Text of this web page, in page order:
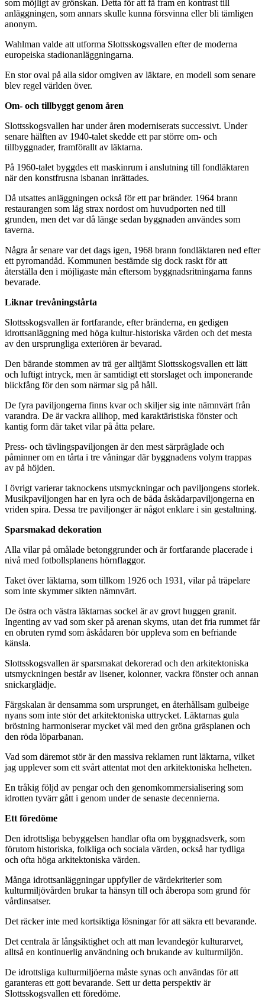
som möjligt av grönskan. Detta för att få fram en kontrast till
anläggningen, som annars skulle kunna försvinna eller bli tämligen
anonym.
Wahlman valde att utforma Slottsskogsvallen efter de moderna
europeiska stadionanläggningarna.
En stor oval på alla sidor omgiven av läktare, en modell som senare
blev regel världen över.
Om- och tillbyggt genom åren
Slottsskogsvallen har under åren moderniserats successivt. Under
senare hälften av 1940-talet skedde ett par större om- och
tillbyggnader, framförallt av läktarna.
På 1960-talet byggdes ett maskinrum i anslutning till fondläktaren
när den konstfrusna isbanan inrättades.
Då utsattes anläggningen också för ett par bränder. 1964 brann
restaurangen som låg strax nordost om huvudporten ned till
grunden, men det var då länge sedan byggnaden användes som
taverna.
Några år senare var det dags igen, 1968 brann fondläktaren ned efter
ett pyromandåd. Kommunen bestämde sig dock raskt för att
återställa den i möjligaste mån eftersom byggnadsritningarna fanns
bevarade.
Liknar trevåningstårta
Slottsskogsvallen är fortfarande, efter bränderna, en gedigen
idrottsanläggning med höga kultur-historiska värden och det mesta
av den ursprungliga exteriören är bevarad.
Den bärande stommen av trä ger alltjämt Slottsskogsvallen ett lätt
och luftigt intryck, men är samtidigt ett storslaget och imponerande
blickfång för den som närmar sig på håll.
De fyra paviljongerna finns kvar och skiljer sig inte nämnvärt från
varandra. De är vackra allihop, med karaktäristiska fönster och
kantig form där taket vilar på åtta pelare.
Press- och tävlingspaviljongen är den mest särpräglade och
påminner om en tårta i tre våningar där byggnadens volym trappas
av på höjden.
I övrigt varierar taknockens utsmyckningar och paviljongens storlek.
Musikpaviljongen har en lyra och de båda åskådarpaviljongerna en
vriden spira. Dessa tre paviljonger är något enklare i sin gestaltning.
Sparsmakad dekoration
Alla vilar på omålade betonggrunder och är fortfarande placerade i
nivå med fotbollsplanens hörnflaggor.
Taket över läktarna, som tillkom 1926 och 1931, vilar på träpelare
som inte skymmer sikten nämnvärt.
De östra och västra läktarnas sockel är av grovt huggen granit.
Ingenting av vad som sker på arenan skyms, utan det fria rummet får
en obruten rymd som åskådaren bör uppleva som en befriande
känsla.
Slottsskogsvallen är sparsmakat dekorerad och den arkitektoniska
utsmyckningen består av lisener, kolonner, vackra fönster och annan
snickarglädje.
Färgskalan är densamma som ursprunget, en återhållsam gulbeige
nyans som inte stör det arkitektoniska uttrycket. Läktarnas gula
bröstning harmoniserar mycket väl med den gröna gräsplanen och
den röda löparbanan.
Vad som däremot stör är den massiva reklamen runt läktarna, vilket
jag upplever som ett svårt attentat mot den arkitektoniska helheten.
En tråkig följd av pengar och den genomkommersialisering som
idrotten tyvärr gått i genom under de senaste decennierna.
Ett föredöme
Den idrottsliga bebyggelsen handlar ofta om byggnadsverk, som
förutom historiska, folkliga och sociala värden, också har tydliga
och ofta höga arkitektoniska värden.
Många idrottsanläggningar uppfyller de värdekriterier som
kulturmiljövården brukar ta hänsyn till och åberopa som grund för
vårdinsatser.
Det räcker inte med kortsiktiga lösningar för att säkra ett bevarande.
Det centrala är långsiktighet och att man levandegör kulturarvet,
alltså en kontinuerlig användning och brukande av kulturmiljön.
De idrottsliga kulturmiljöerna måste synas och användas för att
garanteras ett gott bevarande. Sett ur detta perspektiv är
Slottsskogsvallen ett föredöme.